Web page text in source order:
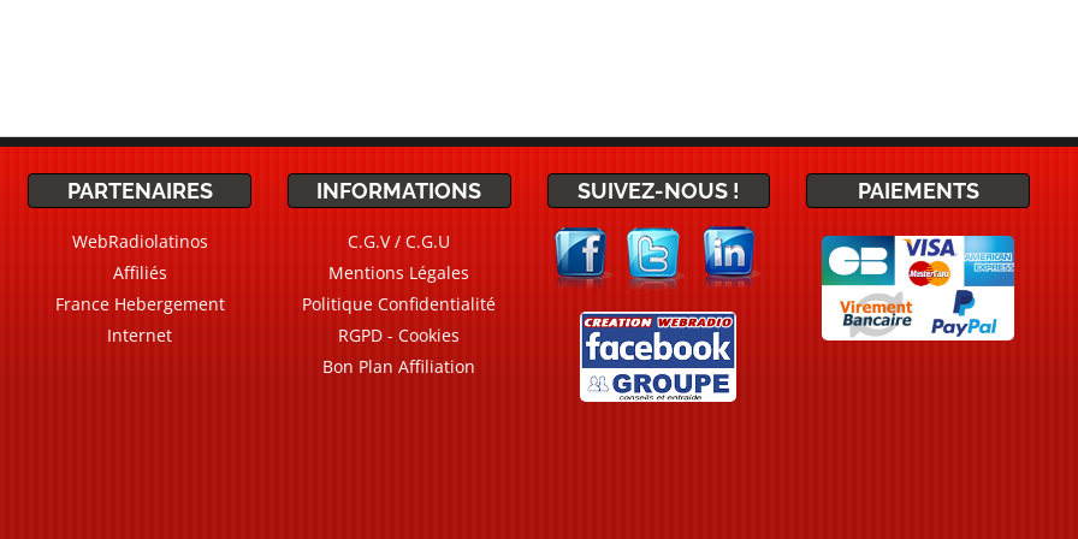
PARTENAIRES
WebRadiolatinos
Affiliés
France Hebergement
Internet
INFORMATIONS
C.G.V / C.G.U
Mentions Légales
Politique Confidentialité
RGPD - Cookies
Bon Plan Affiliation
SUIVEZ-NOUS ! PAIEMENTS